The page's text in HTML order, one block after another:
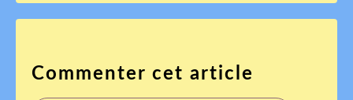
Commenter cet article